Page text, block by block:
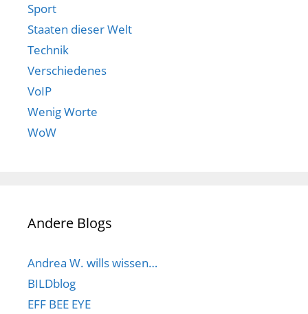
Sport
Staaten dieser Welt
Technik
Verschiedenes
VoIP
Wenig Worte
WoW
Andere Blogs
Andrea W. wills wissen…
BILDblog
EFF BEE EYE